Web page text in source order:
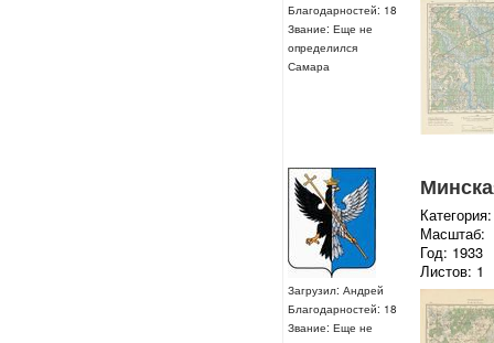
Благодарностей: 18
Звание: Еще не
определился
Самара
Загрузил: Андрей
Благодарностей: 18
Звание: Еще не
Масштаб:
Год: 1933
Листов: 1